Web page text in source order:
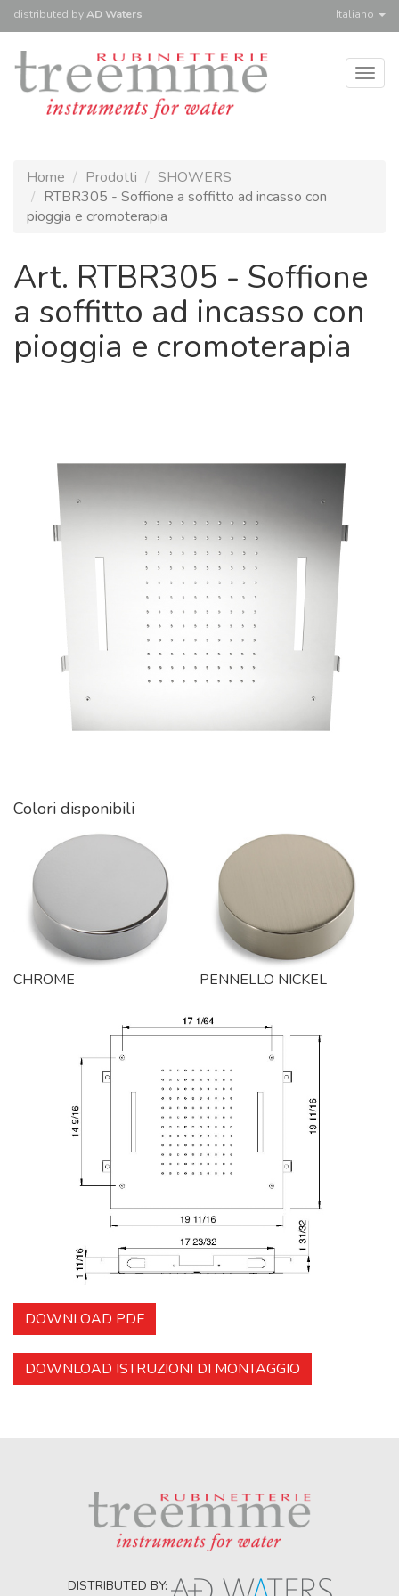
distributed byAD Waters Italiano
Home Prodotti
SHOWERS
RTBR305 - Soffione a soffitto ad incasso con
pioggia e cromoterapia
Art. RTBR305 - Soffione
a soffitto ad incasso con
pioggia e cromoterapia
Colori disponibili
CHROME PENNELLO NICKEL
DOWNLOAD PDF
DOWNLOAD ISTRUZIONI DI MONTAGGIO
DISTRIBUTED BY: